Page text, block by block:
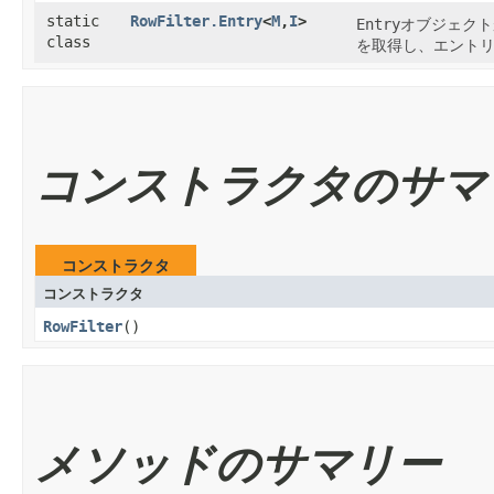
static
class
RowFilter.Entry<M,​I> Entryオブジェク
を取得し、エント
コンストラクタのサ
コンストラクタ
コンストラクタ
RowFilter()
メソッドのサマリー